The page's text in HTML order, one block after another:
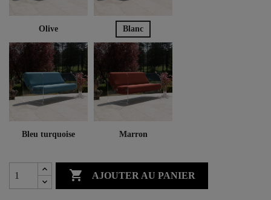
Olive Blanc
Bleu turquoise Marron
 AJOUTER AU PANIER